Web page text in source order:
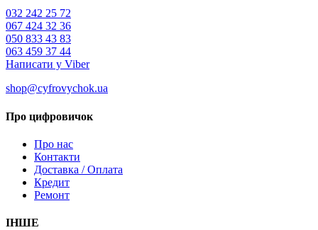
032 242 25 72
067 424 32 36
050 833 43 83
063 459 37 44
Написати у Viber
shop@cyfrovychok.ua
Про цифровичок
Про нас
Контакти
Доставка / Оплата
Кредит
Ремонт
ІНШЕ